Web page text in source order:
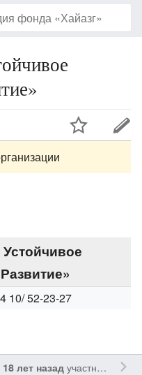
10/ 52-23-27
лет назадучастником